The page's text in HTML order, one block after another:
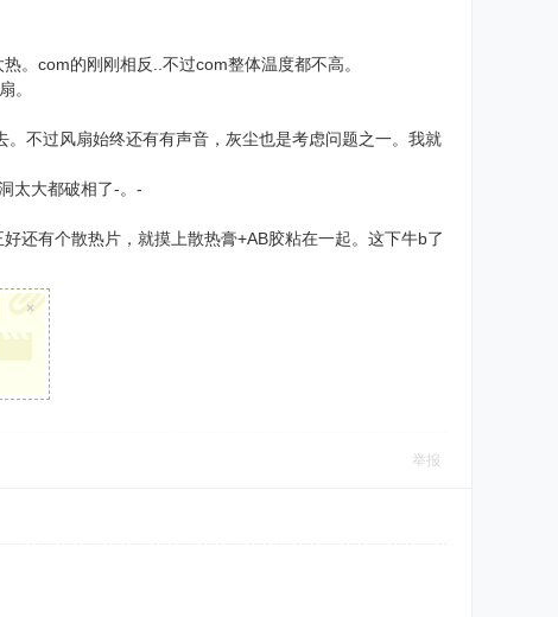
。com的刚刚相反..不过com整体温度都不高。
。
不过风扇始终还有有声音，灰尘也是考虑问题之一。我就
太大都破相了-。-
还有个散热片，就摸上散热膏+AB胶粘在一起。这下牛b了
×
举报